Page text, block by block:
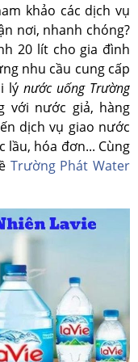
khảo các dịch vụ
nơi, nhanh chóng?
20 lít cho gia đình
nhu cầu cung cấp
lýnước uống Trường
với nước giả, hàng
dịch vụ giao nước
lầu, hóa đơn... Cùng
Trường Phát Water